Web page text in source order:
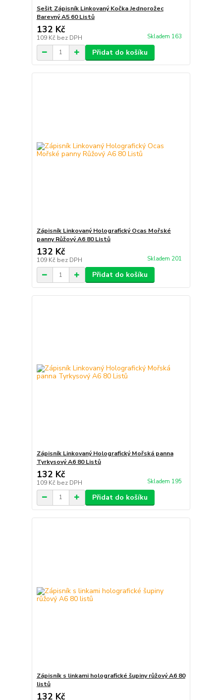
Sešit Zápisník Linkovaný Kočka Jednorožec
Barevný A5 60 Listů
132 Kč
109 Kč bez DPH Skladem 163
Přidat do košíku
Zápisník Linkovaný Holografický Ocas Mořské
panny Růžový A6 80 Listů
132 Kč
109 Kč bez DPH Skladem 201
Přidat do košíku
Zápisník Linkovaný Holografický Mořská panna
Tyrkysový A6 80 Listů
132 Kč
109 Kč bez DPH Skladem 195
Přidat do košíku
Zápisník s linkami holografické šupiny růžový A6 80
listů
132 Kč